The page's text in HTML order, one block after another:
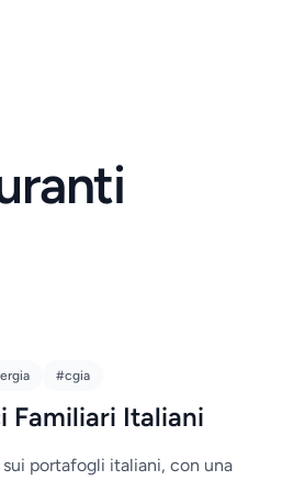
#cgia
Familiari Italiani
portafogli italiani, con una